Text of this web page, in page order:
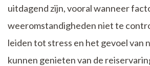
uitdagend zijn, vooral wanneer
weeromstandigheden niet te
leiden tot stress en het gevoel van
kunnen genieten van de